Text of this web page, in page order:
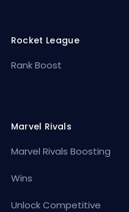
Rocket League
Rank Boost
Marvel Rivals
Marvel Rivals Boosting
Wins
Unlock Competitive